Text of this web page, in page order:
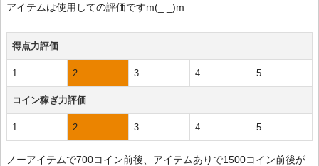
アイテムは使用しての評価ですm(_ _)m
得点力評価
1 2 3 4 5
コイン稼ぎ力評価
1 2 3 4 5
ノーアイテムで700コイン前後、アイテムありで1500コイン前後が